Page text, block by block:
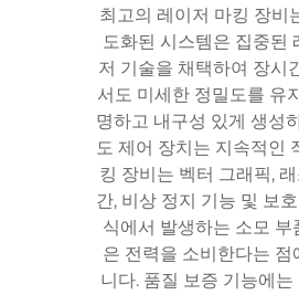
최고의 레이저 마킹 장비
도화된 시스템은 집중된
저 기술을 채택하여 장시
서도 미세한 정밀도를 유
명하고 내구성 있게 생성
도 제어 장치는 지속적인
킹 장비는 벡터 그래픽,
간, 비상 정지 기능 및 보
식에서 발생하는 소모
은 전력을 소비한다는
니다. 품질 보증 기능에